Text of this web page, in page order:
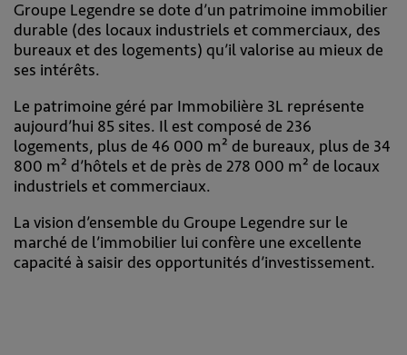
Groupe Legendre se dote d’un patrimoine immobilier
durable (des locaux industriels et commerciaux, des
bureaux et des logements) qu’il valorise au mieux de
ses intérêts.
Le patrimoine géré par Immobilière 3L représente
aujourd’hui 85 sites. Il est composé de 236
logements, plus de 46 000 m² de bureaux, plus de 34
800 m² d’hôtels et de près de 278 000 m² de locaux
industriels et commerciaux.
La vision d’ensemble du Groupe Legendre sur le
marché de l’immobilier lui confère une excellente
capacité à saisir des opportunités d’investissement.